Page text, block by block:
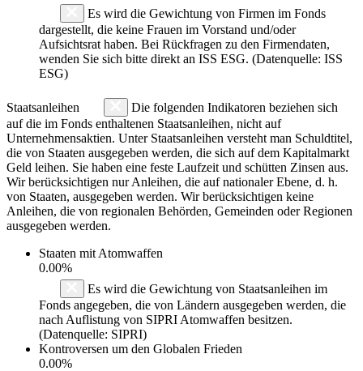
Es wird die Gewichtung von Firmen im Fonds
dargestellt, die keine Frauen im Vorstand und/oder
Aufsichtsrat haben. Bei Rückfragen zu den Firmendaten,
wenden Sie sich bitte direkt an ISS ESG. (Datenquelle: ISS
ESG)
Staatsanleihen
Die folgenden Indikatoren beziehen sich
auf die im Fonds enthaltenen Staatsanleihen, nicht auf
Unternehmensaktien. Unter Staatsanleihen versteht man Schuldtitel,
die von Staaten ausgegeben werden, die sich auf dem Kapitalmarkt
Geld leihen. Sie haben eine feste Laufzeit und schütten Zinsen aus.
Wir berücksichtigen nur Anleihen, die auf nationaler Ebene, d. h.
von Staaten, ausgegeben werden. Wir berücksichtigen keine
Anleihen, die von regionalen Behörden, Gemeinden oder Regionen
ausgegeben werden.
Staaten mit Atomwaffen
0.00%
Es wird die Gewichtung von Staatsanleihen im
Fonds angegeben, die von Ländern ausgegeben werden, die
nach Auflistung von SIPRI Atomwaffen besitzen.
(Datenquelle: SIPRI)
Kontroversen um den Globalen Frieden
0.00%